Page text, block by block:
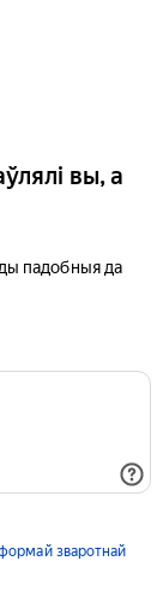
вы, а
падобныя да
зваротнай